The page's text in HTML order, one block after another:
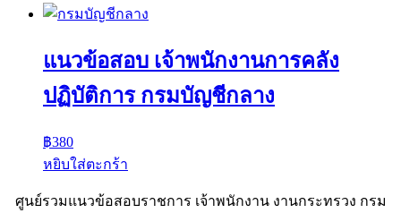
แนวข้อสอบ เจ้าพนักงานการคลัง
ปฏิบัติการ กรมบัญชีกลาง
฿380
หยิบใส่ตะกร้า
ศูนย์รวมแนวข้อสอบราชการ เจ้าพนักงาน งานกระทรวง กรม